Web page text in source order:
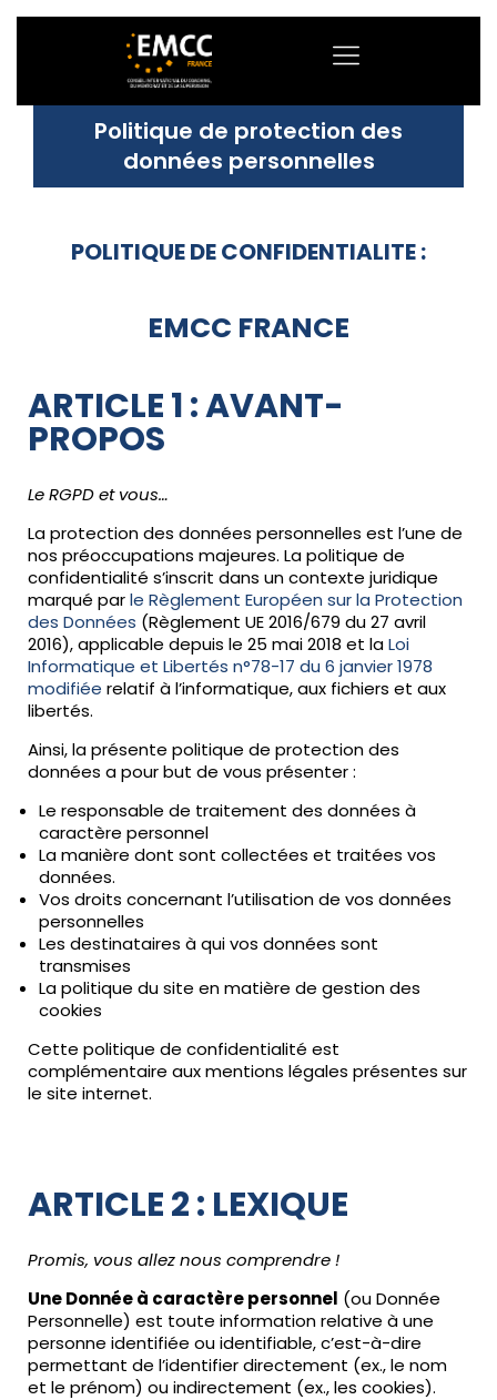
Politique de protection des
données personnelles
POLITIQUE DE CONFIDENTIALITE :
EMCC FRANCE
ARTICLE 1 : AVANT-
PROPOS
Le RGPD et vous…
La protection des données personnelles est l’une de
nos préoccupations majeures. La politique de
confidentialité s’inscrit dans un contexte juridique
marqué parle Règlement Européen sur la Protection
des Données (Règlement UE 2016/679 du 27 avril
2016), applicable depuis le 25 mai 2018 et laLoi
Informatique et Libertés n°78-17 du 6 janvier 1978
modifiée relatif à l’informatique, aux fichiers et aux
libertés.
Ainsi, la présente politique de protection des
données a pour but de vous présenter :
Le responsable de traitement des données à
caractère personnel
La manière dont sont collectées et traitées vos
données.
Vos droits concernant l’utilisation de vos données
personnelles
Les destinataires à qui vos données sont
transmises
La politique du site en matière de gestion des
cookies
Cette politique de confidentialité est
complémentaire aux mentions légales présentes sur
le site internet.
ARTICLE 2 : LEXIQUE
Promis, vous allez nous comprendre !
Une Donnée à caractère personnel (ou Donnée
Personnelle) est toute information relative à une
personne identifiée ou identifiable, c’est-à-dire
permettant de l’identifier directement (ex., le nom
et le prénom) ou indirectement (ex., les cookies).